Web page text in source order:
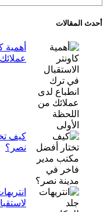
أحدث المقالات
أهمية
كيف
نصر؟